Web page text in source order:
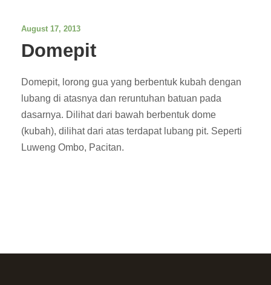
August 17, 2013
Domepit
Domepit, lorong gua yang berbentuk kubah dengan
lubang di atasnya dan reruntuhan batuan pada
dasarnya. Dilihat dari bawah berbentuk dome
(kubah), dilihat dari atas terdapat lubang pit. Seperti
Luweng Ombo, Pacitan.